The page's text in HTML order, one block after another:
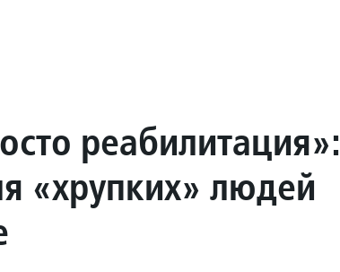
реабилитация»:
«хрупких» людей